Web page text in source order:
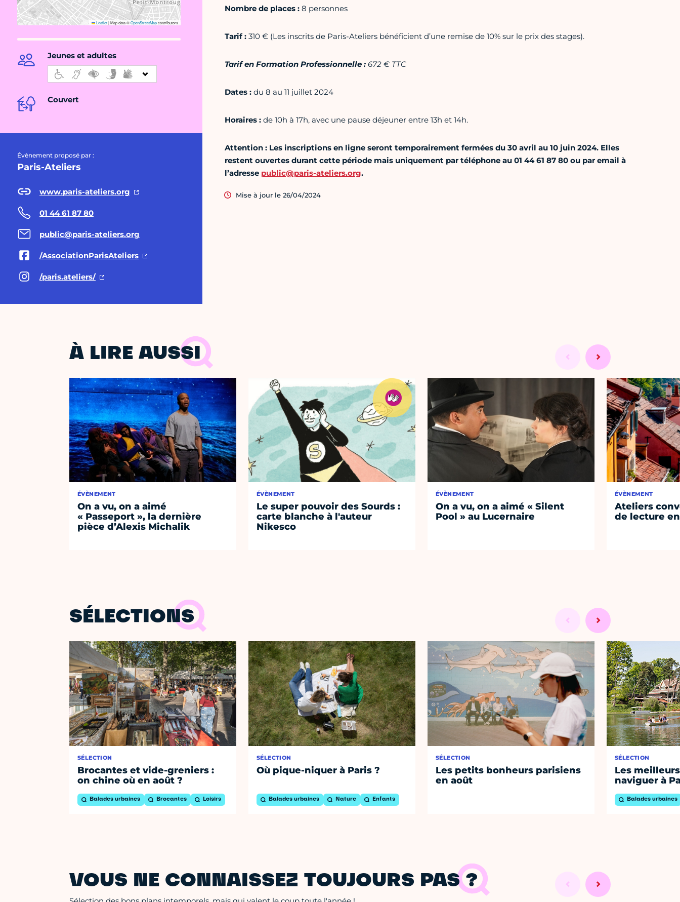
Leaflet|Map data ©OpenStreetMapcontributors
Jeunes et adultes
Couvert
Évènement proposé par :
Paris-Ateliers
www.paris-ateliers.org
01 44 61 87 80
public@paris-ateliers.org
/AssociationParisAteliers
/paris.ateliers/
Nombre de places : 8 personnes
Tarif :310 € (Les inscrits de Paris-Ateliers bénéficient d’une remise de 10% sur le prix des stages).
Tarif en Formation Professionnelle :672 € TTC
Dates :du 8 au 11 juillet 2024
Horaires :de 10h à 17h, avec une pause déjeuner entre 13h et 14h.
Attention : Les inscriptions en ligne seront temporairement fermées du 30 avril au 10 juin 2024. Elles
restent ouvertes durant cette période mais uniquement par téléphone au 01 44 61 87 80 ou par email à
l’adresse public@paris-ateliers.org.
Mise à jour le 26/04/2024
À LIRE AUSSI
ÉVÈNEMENT
On a vu, on a aimé
« Passeport », la dernière
pièce d’Alexis Michalik
ÉVÈNEMENT
Le super pouvoir des Sourds :
carte blanche à l'auteur
Nikesco
ÉVÈNEMENT
On a vu, on a aimé « Silent
Pool » au Lucernaire
ÉVÈNEMENT
Ateliers
de lecture
SÉLECTIONS
SÉLECTION
Brocantes et vide-greniers :
on chine où en août ?
Balades urbaines Brocantes Loisirs
SÉLECTION
Où pique-niquer à Paris ?
Balades urbaines Nature Enfants
SÉLECTION
Les petits bonheurs parisiens
en août
SÉLECTION
Les
naviguer à
Balades urbaines
VOUS NE CONNAISSEZ TOUJOURS PAS ?